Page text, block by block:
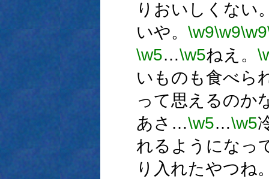
りおいしくない
いや。 \w9\w9\w9
\w5…\w5ねえ。
いものも食べら
って思えるのか
あさ…\w5…\w5
れるようになっ
り入れたやつね